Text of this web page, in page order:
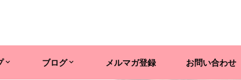
ブログ メルマガ登録 お問い合わせ